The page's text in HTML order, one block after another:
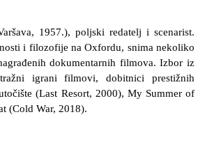
1957.), poljski redatelj i scenarist.
i filozofije na Oxfordu, snima nekoliko
dokumentarnih filmova. Izbor iz
igrani filmovi, dobitnici prestižnih
(Last Resort, 2000), My Summer of
(Cold War, 2018).